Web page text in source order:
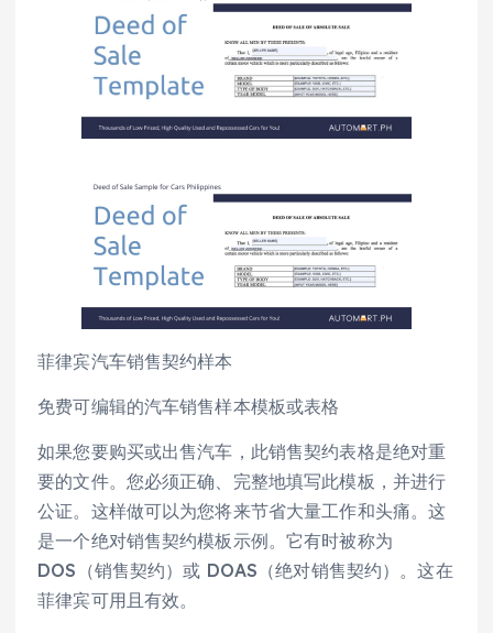
菲律宾汽车销售契约样本
免费可编辑的汽车销售样本模板或表格
如果您要购买或出售汽车，此销售契约表格是绝对重
要的文件。您必须正确、完整地填写此模板，并进行
公证。这样做可以为您将来节省大量工作和头痛。这
是一个绝对销售契约模板示例。它有时被称为
DOS（销售契约）或 DOAS（绝对销售契约）。这在
菲律宾可用且有效。